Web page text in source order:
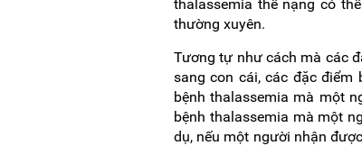
thalassemia thể nặng có
thường xuyên.
Tương tự như cách mà các
sang con cái, các đặc điểm
bệnh thalassemia mà một
bệnh thalassemia mà một
dụ, nếu một người nhận